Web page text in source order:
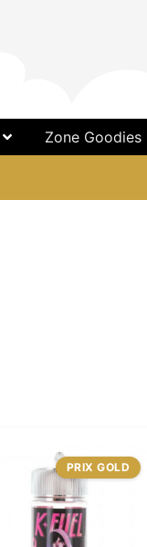
Zone Goodies
PRIX GOLD